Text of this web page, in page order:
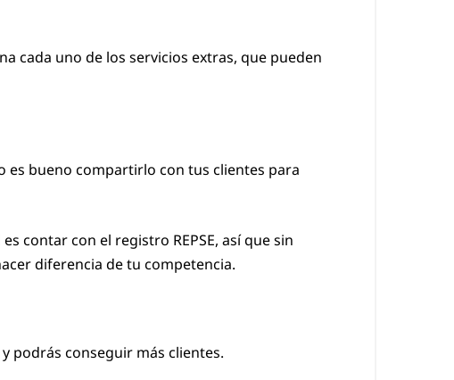
cada uno de los servicios extras, que pueden
es bueno compartirlo con tus clientes para
contar con el registro REPSE, así que sin
diferencia de tu competencia.
podrás conseguir más clientes.